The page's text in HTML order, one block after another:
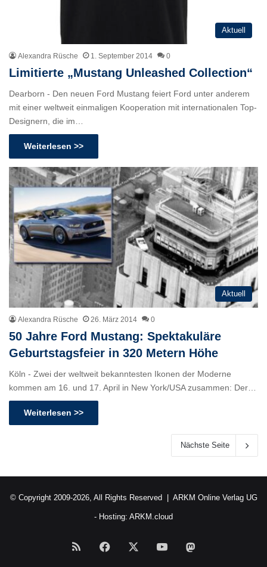
Aktuell
Alexandra Rüsche 1. September 2014 0
Limitierte „Mustang Unleashed Collection“
Dearborn - Den neuen Ford Mustang feiert Ford unter anderem
mit einer weltweit einmaligen Kooperation mit internationalen Top-
Designern, die im…
Weiterlesen >>
Aktuell
Alexandra Rüsche 26. März 2014 0
50 Jahre Ford Mustang: Spektakuläre
Geburtstagsfeier in 320 Metern Höhe
Köln - Zwei der weltweit bekanntesten Ikonen der Moderne
kommen am 16. und 17. April in New York/USA zusammen: Der…
Weiterlesen >>
Nächste Seite
© Copyright 2009-2026, All Rights Reserved | ARKM Online Verlag UG
- Hosting: ARKM.cloud
RSS Facebook YouTube